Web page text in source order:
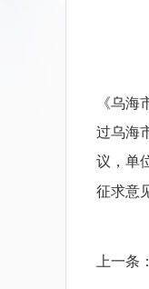
《乌海
过乌海
议，单
征求意
上一条：